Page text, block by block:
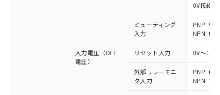
0V接続
ミューティング
入力
PNP: Vs-
NPN: 0
入力電圧（OFF
電圧）
リセット入力 0V～1/
外部リレーモニ
タ入力
PNP: 0V
NPN: 1/